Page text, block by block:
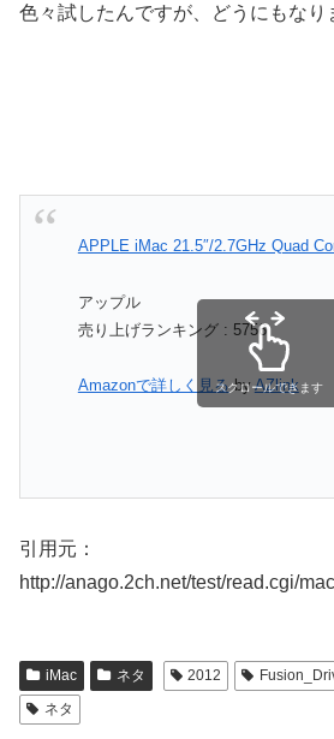
色々試したんですが、どうにもなり
APPLE iMac 21.5″/2.7GHz Quad
アップル
売り上げランキング : 5756
Amazonで詳しく見るbyAZlink
スクロールできます
引用元：
http://anago.2ch.net/test/read.cgi/
iMac ネタ 2012
ネタ